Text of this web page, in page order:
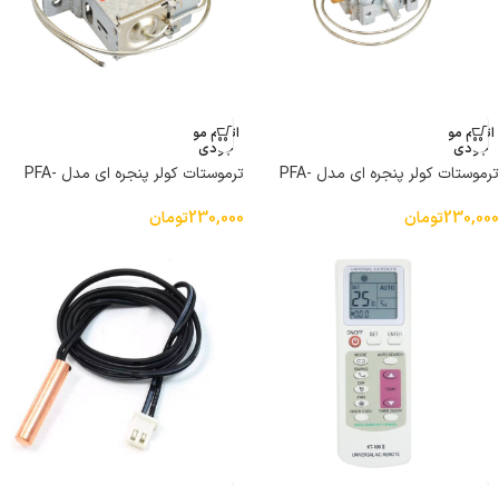
اتمام مو
جودی
ترموستات کولر پنجره ای مدل PFA-
230,000تومان
اتمام مو
جودی
ترموستات کولر پنجره ای مدل PFA-
230,000تومان